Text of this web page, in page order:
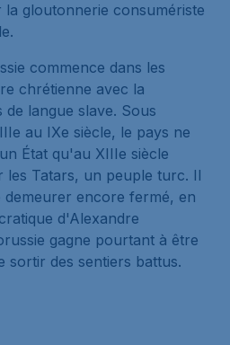
gloutonnerie consumériste
commence dans les
chrétienne avec la
de langue slave. Sous
au IXe siècle, le pays ne
État qu'au XIIIe siècle
les Tatars, un peuple turc. Il
encore fermé, en
d'Alexandre
gagne pourtant à être
sortir des sentiers battus.